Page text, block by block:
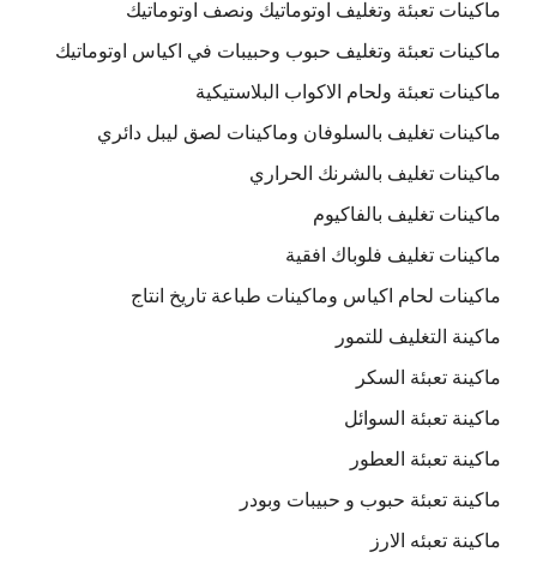
ماكينات تعبئة وتغليف اوتوماتيك ونصف اوتوماتيك
ماكينات تعبئة وتغليف حبوب وحبيبات في اكياس اوتوماتيك
ماكينات تعبئة ولحام الاكواب البلاستيكية
ماكينات تغليف بالسلوفان وماكينات لصق ليبل دائري
ماكينات تغليف بالشرنك الحراري
ماكينات تغليف بالفاكيوم
ماكينات تغليف فلوباك افقية
ماكينات لحام اكياس وماكينات طباعة تاريخ انتاج
ماكينة التغليف للتمور
ماكينة تعبئة السكر
ماكينة تعبئة السوائل
ماكينة تعبئة العطور
ماكينة تعبئة حبوب و حبيبات وبودر
ماكينة تعبئه الارز